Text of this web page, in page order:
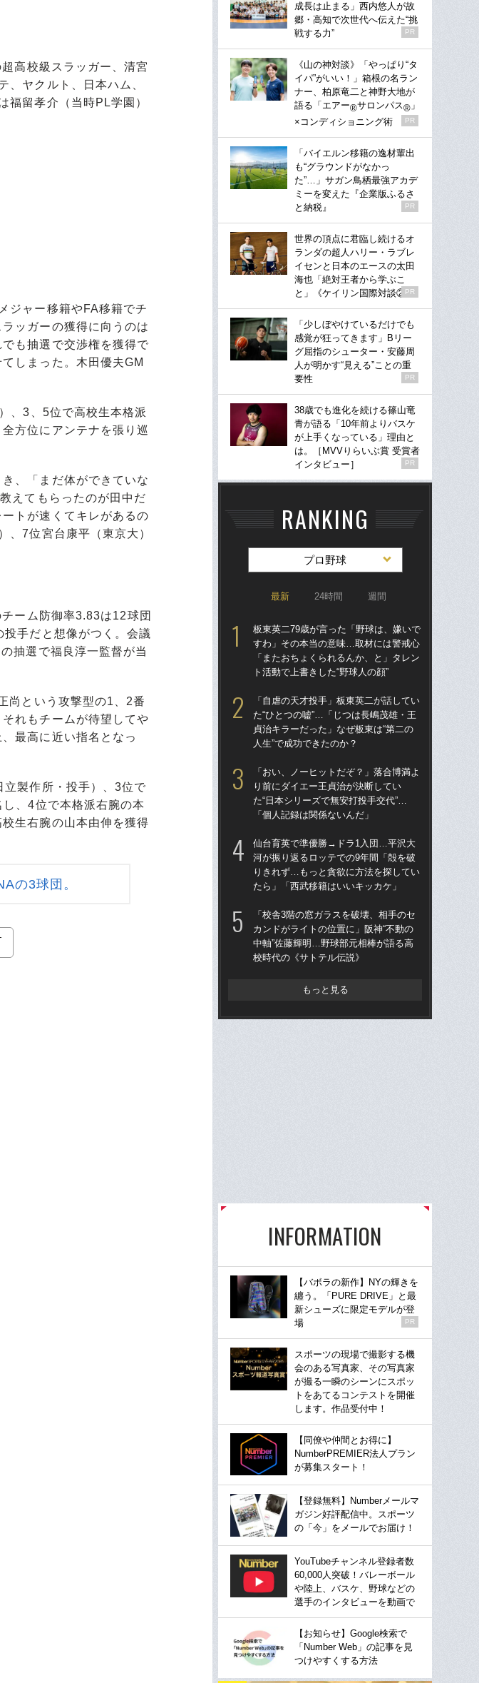
高校級スラッガー、清宮
、ヤクルト、日本ハム、
福留孝介（当時PL学園）
ジャー移籍やFA移籍でチ
ッガーの獲得に向うのは
も抽選で交渉権を獲得で
しまった。木田優夫GM
、3、5位で高校生本格派
方位にアンテナを張り巡
、「まだ体ができていな
えてもらったのが田中だ
トが速くてキレがあるの
、7位宮台康平（東京大）
ーム防御率3.83は12球団
手だと想像がつく。会議
抽選で福良淳一監督が当
尚という攻撃型の1、2番
れもチームが待望してや
最高に近い指名となっ
製作所・投手）、3位で
、4位で本格派右腕の本
生右腕の山本由伸を獲得
の3球団。
成長は止まる」西内悠人が故
郷・高知で次世代へ伝えた“挑
戦する力”
PR
《山の神対談》「やっぱり“タ
イパ”がいい！」箱根の名ラン
ナー、柏原竜二と神野大地が
語る「エアー®サロンパス® 」
×コンディショニング術
PR
「バイエルン移籍の逸材輩出
も“グラウンドがなかっ
た”…」サガン鳥栖最強アカデ
ミーを変えた『企業版ふるさ
と納税』
PR
世界の頂点に君臨し続けるオ
ランダの超人ハリー・ラブレ
イセンと日本のエースの太田
海也「絶対王者から学ぶこ
と」《ケイリン国際対談②》
PR
「少しぼやけているだけでも
感覚が狂ってきます」Bリー
グ屈指のシューター・安藤周
人が明かす“見える”ことの重
要性
PR
38歳でも進化を続ける篠山竜
青が語る「10年前よりバスケ
が上手くなっている」理由と
は。［MVVりらいぶ賞 受賞者
インタビュー］
PR
RANKING
プロ野球
最新 24時間 週間
板東英二79歳が言った「野球は、嫌いで
すわ」その本当の意味…取材には警戒心
「またおちょくられるんか、と」タレン
ト活動で上書きした“野球人の顔”
「自虐の天才投手」板東英二が話してい
た“ひとつの嘘”…「じつは長嶋茂雄・王
貞治キラーだった」なぜ板東は“第二の
人生”で成功できたのか？
「おい、ノーヒットだぞ？」落合博満よ
り前にダイエー王貞治が決断してい
た“日本シリーズで無安打投手交代”…
「個人記録は関係ないんだ」
仙台育英で準優勝→ドラ1入団…平沢大
河が振り返るロッテでの9年間「殻を破
りきれず…もっと貪欲に方法を探してい
たら」「西武移籍はいいキッカケ」
「校舎3階の窓ガラスを破壊、相手のセ
カンドがライトの位置に」阪神“不動の
中軸”佐藤輝明…野球部元相棒が語る高
校時代の《サトテル伝説》
もっと見る
INFORMATION
【バボラの新作】NYの輝きを
纏う。「PURE DRIVE」と最
新シューズに限定モデルが登
場
PR
スポーツの現場で撮影する機
会のある写真家、その写真家
が撮る一瞬のシーンにスポッ
トをあてるコンテストを開催
します。作品受付中！
【同僚や仲間とお得に】
NumberPREMIER法人プラン
が募集スタート！
【登録無料】Numberメールマ
ガジン好評配信中。スポーツ
の「今」をメールでお届け！
YouTubeチャンネル登録者数
60,000人突破！バレーボール
や陸上、バスケ、野球などの
選手のインタビューを動画で
【お知らせ】Google検索で
「Number Web」の記事を見
つけやすくする方法